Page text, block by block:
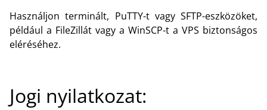
Használjon terminált, PuTTY-t vagy SFTP-eszközöket,
például a FileZillát vagy a WinSCP-t a VPS biztonságos
eléréséhez.
Jogi nyilatkozat: